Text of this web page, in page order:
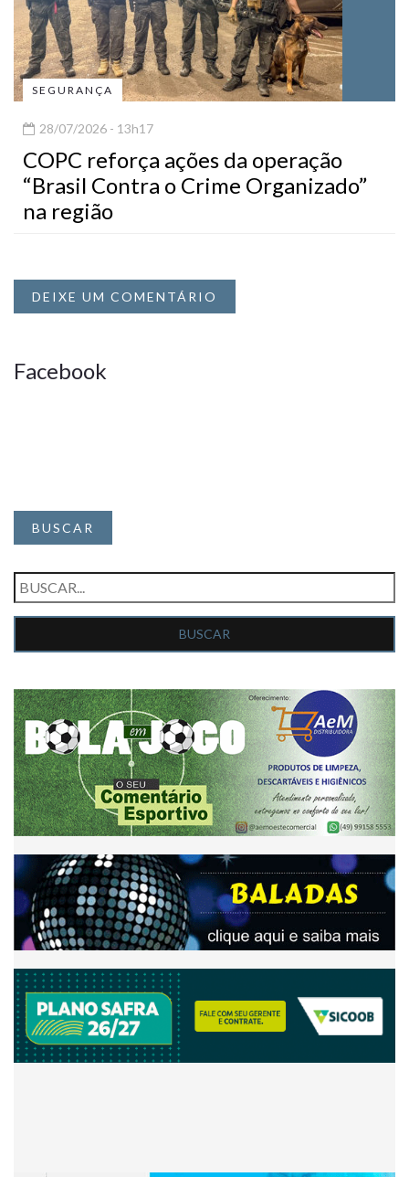
SEGURANÇA
28/07/2026 - 13h17
COPC reforça ações da operação
“Brasil Contra o Crime Organizado”
na região
DEIXE UM COMENTÁRIO
Facebook
BUSCAR